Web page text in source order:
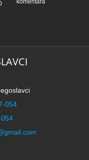
komentara
054